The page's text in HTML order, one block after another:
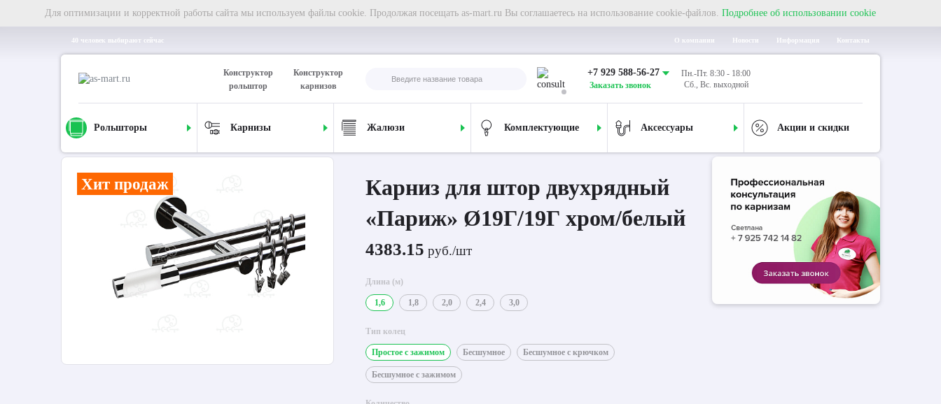
Для оптимизации и корректной работы сайта мы используем файлы cookie. Продолжая посещать as-mart.ru Вы соглашаетесь на использование cookie-файлов. Подробнее об использовании cookie
40 человек выбирают сейчас О компании Новости Информация Контакты
Конструктор
рольштор
Конструктор
карнизов
+7 929 588-56-27
Заказать звонок
Пн.-Пт. 8:30 - 18:00
Сб., Вс. выходной
Рольшторы Карнизы Жалюзи Комплектующие Аксессуары Акции и скидки
Главная Карниз для штор двухрядный «Париж» Ø19Г/19Г хром/белый
Хит продаж
Карниз для штор двухрядный
«Париж» Ø19Г/19Г хром/белый
4383.15 руб./шт
Длина (м)
1,6 1,8 2,0 2,4 3,0
Тип колец
Простое с зажимом Бесшумное Бесшумное с крючком
Бесшумное с зажимом